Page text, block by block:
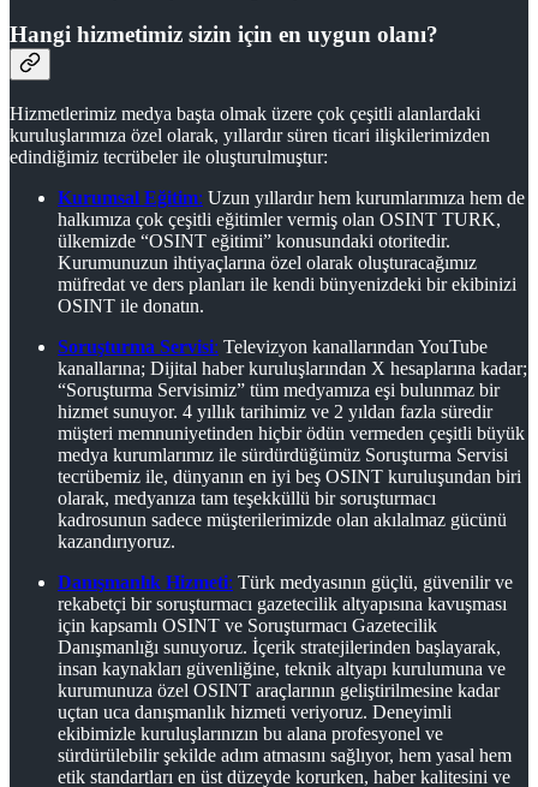
Hangi hizmetimiz sizin için en uygun olanı?
Hizmetlerimiz medya başta olmak üzere çok çeşitli alanlardaki
kuruluşlarımıza özel olarak, yıllardır süren ticari ilişkilerimizden
edindiğimiz tecrübeler ile oluşturulmuştur:
Kurumsal Eğitim: Uzun yıllardır hem kurumlarımıza hem de
halkımıza çok çeşitli eğitimler vermiş olan OSINT TURK,
ülkemizde “OSINT eğitimi” konusundaki otoritedir.
Kurumunuzun ihtiyaçlarına özel olarak oluşturacağımız
müfredat ve ders planları ile kendi bünyenizdeki bir ekibinizi
OSINT ile donatın.
Soruşturma Servisi: Televizyon kanallarından YouTube
kanallarına; Dijital haber kuruluşlarından X hesaplarına kadar;
“Soruşturma Servisimiz” tüm medyamıza eşi bulunmaz bir
hizmet sunuyor. 4 yıllık tarihimiz ve 2 yıldan fazla süredir
müşteri memnuniyetinden hiçbir ödün vermeden çeşitli büyük
medya kurumlarımız ile sürdürdüğümüz Soruşturma Servisi
tecrübemiz ile, dünyanın en iyi beş OSINT kuruluşundan biri
olarak, medyanıza tam teşekküllü bir soruşturmacı
kadrosunun sadece müşterilerimizde olan akılalmaz gücünü
kazandırıyoruz.
Danışmanlık Hizmeti: Türk medyasının güçlü, güvenilir ve
rekabetçi bir soruşturmacı gazetecilik altyapısına kavuşması
için kapsamlı OSINT ve Soruşturmacı Gazetecilik
Danışmanlığı sunuyoruz. İçerik stratejilerinden başlayarak,
insan kaynakları güvenliğine, teknik altyapı kurulumuna ve
kurumunuza özel OSINT araçlarının geliştirilmesine kadar
uçtan uca danışmanlık hizmeti veriyoruz. Deneyimli
ekibimizle kuruluşlarınızın bu alana profesyonel ve
sürdürülebilir şekilde adım atmasını sağlıyor, hem yasal hem
etik standartları en üst düzeyde korurken, haber kalitesini ve